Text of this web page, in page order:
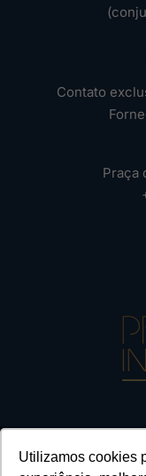
Utilizamos cookies
Contato
Praça